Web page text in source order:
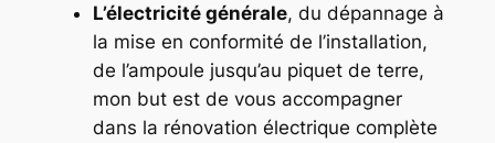
L’électricité générale, du dépannage à
la mise en conformité de l’installation,
de l’ampoule jusqu’au piquet de terre,
mon but est de vous accompagner
dans la rénovation électrique complète